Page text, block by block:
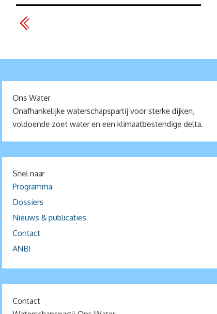
Ons Water
Onafhankelijke waterschapspartij voor sterke dijken,
voldoende zoet water en een klimaatbestendige delta.
Snel naar
Programma
Dossiers
Nieuws & publicaties
Contact
ANBI
Contact